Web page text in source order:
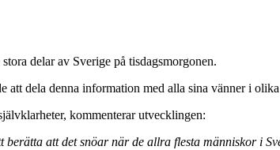
stora delar av Sverige på tisdagsmorgonen.
att dela denna information med alla sina vänner i
kommenterar utvecklingen:
att det snöar när de allra flesta människor i